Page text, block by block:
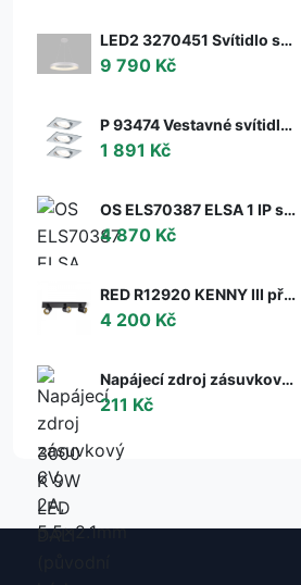
LED2 3270451 Svítidlo stropní závěsné LED2 BELLA 60 P-Z, W 50W 2CCT 3000K/4000K - ON/OFF - nestmívatelné - LED2 Lighting
9 790 Kč
P 93474 Vestavné svítidlo LED Nova hranaté 3x6,5W GU10 hliník broušený nastavitelné 3-krokové-stmívatelné - PAULMANN
1 891 Kč
OS ELS70387 ELSA 1 IP stropní/nástěnné skleněné svítidlo bílá IP65 3000 K 9W LED DALI (původní kód OS 70387) - OSMONT
4 870 Kč
RED R12920 KENNY III přisazená černá/zlatá 230V GU10 3x35W - RED - DESIGN RENDL
4 200 Kč
Napájecí zdroj zásuvkový 6V, 2A, 5.5x2.1mm
211 Kč